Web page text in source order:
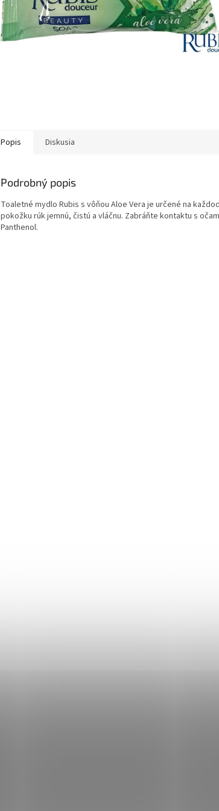
Popis Diskusia
Podrobný popis
Toaletné mydlo Rubis s vôňou Aloe Vera je určené na
pokožku rúk jemnú, čistú a vláčnu. Zabráňte kontaktu s
Panthenol.